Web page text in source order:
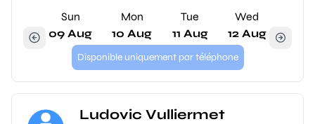
Sun
09 Aug
Mon
10 Aug
Tue
11 Aug
Wed
12 Aug
Disponible uniquement par téléphone
Ludovic Vulliermet